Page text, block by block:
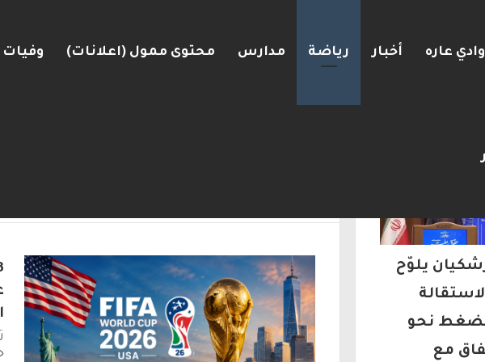
وادي عاره أخبار رياضة مدارس محتوى ممول (اعلانات) وفيات
بالاستقالة للضغط نحو اتفاق مع واشنطن
يلوّح
نحو
مع